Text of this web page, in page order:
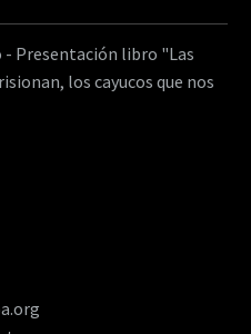
- Presentación libro "Las
los cayucos que nos